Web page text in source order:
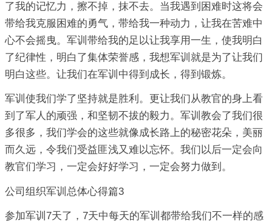
了我的记忆力，擦不掉，抹不去。当我遇到困难时这将会
带给我克服困难的勇气，带给我一种动力，让我在苦难中
心不会摇曳。军训带给我的足以让我享用一生，使我明白
了纪律性，明白了集体荣誉感，我想军训就是为了让我们
明白这些。让我们在军训中得到成长，得到锻炼。
军训使我们学了坚持就是胜利。更让我们从教官的身上看
到了军人的顽强，和坚韧不拔的毅力。军训教会了我们很
多很多，我们学会的这些就像成长路上的秘密花朵，美丽
而久远，令我们受益匪浅又难以忘怀。我们以后一定会向
教官们学习，一定会好好学习，一定会努力做到。
公司组织军训总体心得篇3
参加军训7天了，7天中每天的军训都带给我们不一样的感